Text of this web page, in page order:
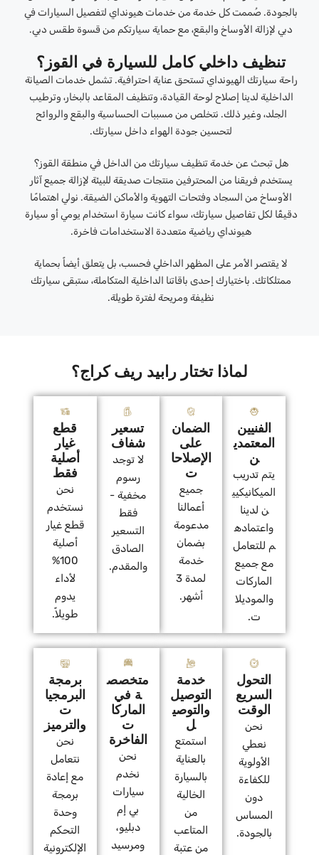
بالجودة. صُممت كل خدمة من خدمات هيونداي لتفصيل السيارات في
دبي لإزالة الأوساخ والبقع، مع حماية سيارتكم من قسوة طقس دبي.
تنظيف داخلي كامل للسيارة في القوز؟
راحة سيارتك الهيونداي تستحق عناية احترافية. تشمل خدمات الصيانة
الداخلية لدينا إصلاح لوحة القيادة، وتنظيف المقاعد بالبخار، وترطيب
الجلد، وغير ذلك. نتخلص من مسببات الحساسية والبقع والروائح
لتحسين جودة الهواء داخل سيارتك.
هل تبحث عن خدمة تنظيف سيارتك من الداخل في منطقة القوز؟
يستخدم فريقنا من المحترفين منتجات صديقة للبيئة لإزالة جميع آثار
الأوساخ من السجاد وفتحات التهوية والأماكن الضيقة. نولي اهتمامًا
دقيقًا لكل تفاصيل سيارتك، سواء كانت سيارة استخدام يومي أو سيارة
هيونداي رياضية متعددة الاستخدامات فاخرة.
لا يقتصر الأمر على المظهر الداخلي فحسب، بل يتعلق أيضاً بحماية
ممتلكاتك. باختيارك إحدى باقاتنا الداخلية المتكاملة، ستبقى سيارتك
نظيفة ومريحة لفترة طويلة.
لماذا تختار رابيد ريف كراج؟
الفنيين
المعتمدي
ن
يتم تدريب
الميكانيكيي
ن لدينا
واعتماده
م للتعامل
مع جميع
الماركات
والموديلا
ت.
الضمان
على
الإصلاحا
ت
جميع
أعمالنا
مدعومة
بضمان
خدمة
لمدة 3
أشهر.
تسعير
شفاف
لا توجد
رسوم
مخفية -
فقط
التسعير
الصادق
والمقدم.
قطع
غيار
أصلية
فقط
نحن
نستخدم
قطع غيار
أصلية
100%
لأداء
يدوم
طويلاً.
التحول
السريع
الوقت
نحن
نعطي
الأولوية
للكفاءة
دون
المساس
بالجودة.
خدمة
التوصيل
والتوصي
ل
استمتع
بالعناية
بالسيارة
الخالية
من
المتاعب
من عتبة
متخصص
ة في
الماركا
ت
الفاخرة
نحن
نخدم
سيارات
بي إم
دبليو،
ومرسيد
برمجة
البرمجيا
ت
والترميز
نحن
نتعامل
مع إعادة
برمجة
وحدة
التحكم
الإلكترونية